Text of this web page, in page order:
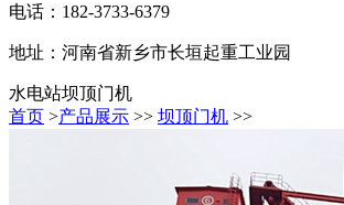
电话：182-3733-6379
地址：河南省新乡市长垣起重工业园
水电站坝顶门机
首页 >产品展示 >> 坝顶门机 >>